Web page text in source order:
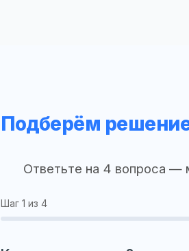
Подберём
Ответьте на 4 вопроса —
Шаг 1 из 4